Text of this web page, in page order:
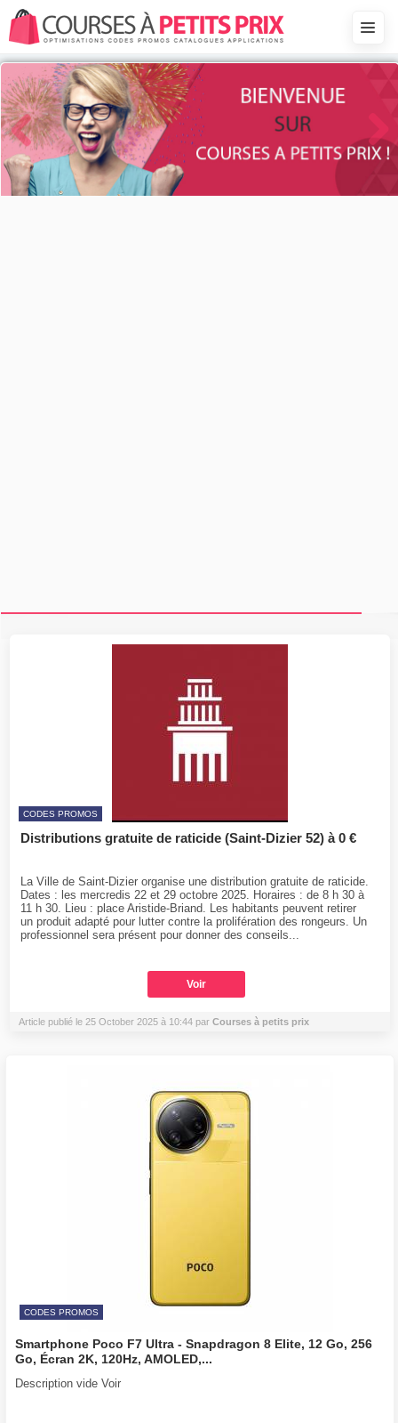
CODES PROMOS
Distributions gratuite de raticide (Saint-Dizier 52) à 0 €
La Ville de Saint-Dizier organise une distribution gratuite de raticide.
Dates : les mercredis 22 et 29 octobre 2025. Horaires : de 8 h 30 à
11 h 30. Lieu : place Aristide-Briand. Les habitants peuvent retirer
un produit adapté pour lutter contre la prolifération des rongeurs. Un
professionnel sera présent pour donner des conseils...
Voir
Article publié le 25 October 2025 à 10:44 par Courses à petits prix
CODES PROMOS
Smartphone Poco F7 Ultra - Snapdragon 8 Elite, 12 Go, 256
Go, Écran 2K, 120Hz, AMOLED,...
Description vide Voir